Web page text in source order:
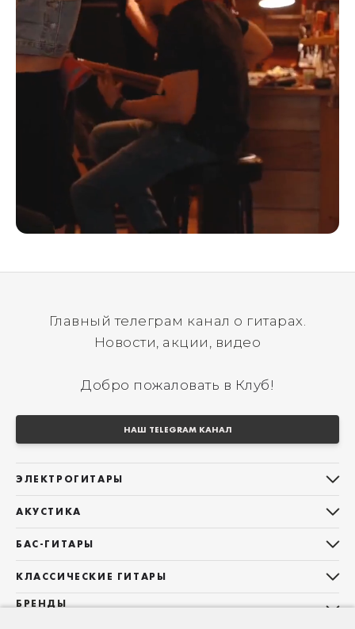
Главный телеграм канал о гитарах.
Новости, акции, видео
Добро пожаловать в Клуб!
НАШ TELEGRAM КАНАЛ
ЭЛЕКТРОГИТАРЫ
Telecaster
Les Paul
Superstrat
АКУСТИКА
Фолки (ОМ, 000, 00)
Гранд Аудиториум
БАС-ГИТАРЫ
Precision Bass
КЛАССИЧЕСКИЕ ГИТАРЫ
Все классические гитары
БРЕНДЫ